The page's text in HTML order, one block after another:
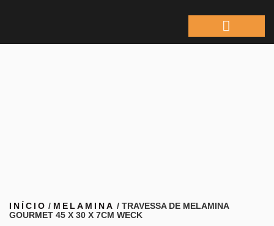
INÍCIO / MELAMINA / TRAVESSA DE MELAMINA
GOURMET 45 X 30 X 7CM WECK